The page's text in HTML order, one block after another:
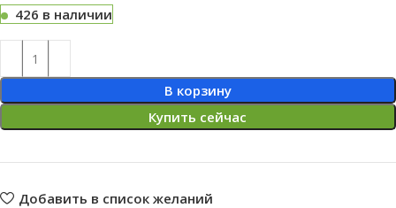
426 в наличии
В корзину
Купить сейчас
Добавить в список желаний